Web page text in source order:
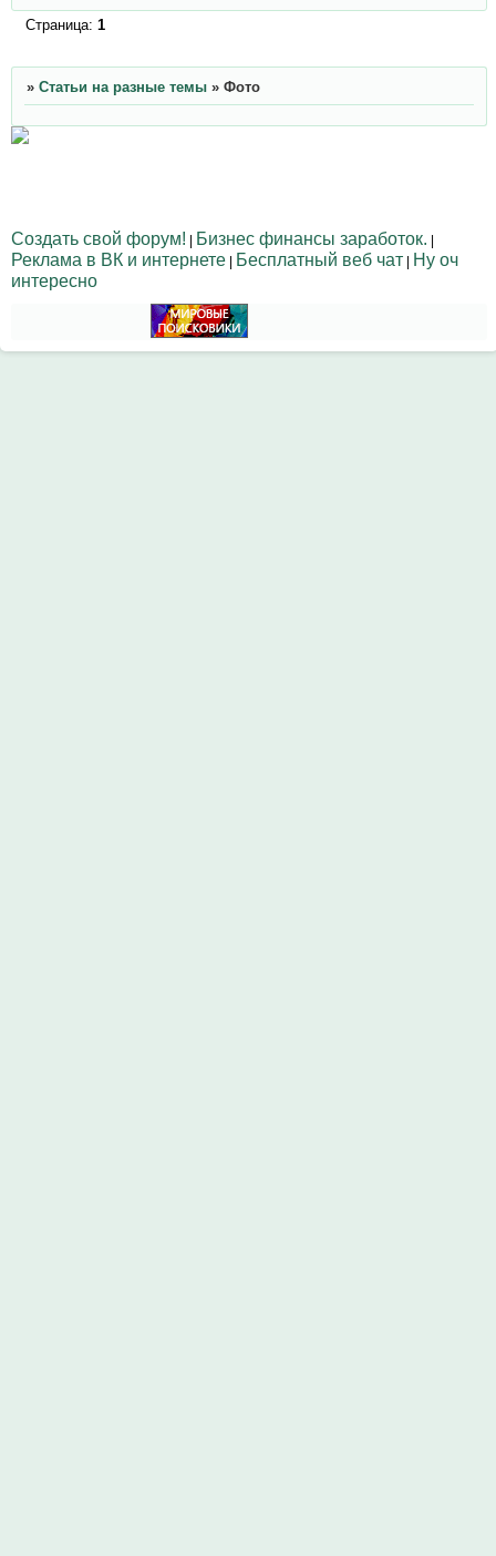
Страница: 1
» Статьи на разные темы » Фото
Создать свой форум! | Бизнес финансы заработок. |
Реклама в ВК и интернете | Бесплатный веб чат | Ну оч
интересно